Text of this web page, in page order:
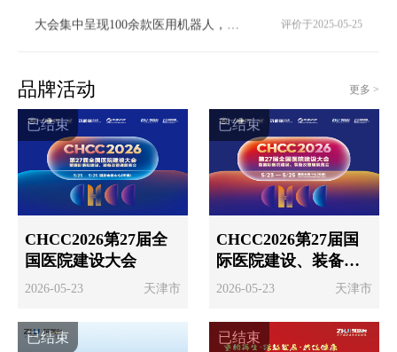
大会集中呈现‌100余款医用机器人‌，涵盖手术辅助、后勤物流、康养护理、患者服务四大核心场景，并通过‌沉浸式场景体验区‌（如智慧服务区、精准治疗区）直观呈现机器人在未来医院中的实际应用价值。宇树G1机器人、Go2机械狗等明星产品的动态演示，强化了技术落地的视觉冲击力 评价于2025-05-25
手术导航系统工作坊采用真实病例数据演练，弥补了纯理论会议的不足，对青年研究者尤其有帮助。
上海"社区嵌入式养老综合体"和成都"智慧医养联合体"的案例分享，展示了多元化服务整合的可能性，对中小城市机构很有借鉴意义。 评价于2025-05-26
通过大会了解到多家三甲医院的后勤智能化案例，如物联网设备监控能耗、AI调度物资配送系统等，深刻认识到后勤管理必须拥抱数字化转型才能提升效率 评价于2025-05-25
现场展示的智慧后勤解决方案，促进了技术创新与实际应用的对接。 评价于2025-05-17
国际医院的设计理念分享让人耳目一新，尤其是人性化细节的处理启发很大。 评价于2025-04-20
品牌活动 更多 >
已结束
CHCC2026第27届全
国医院建设大会
2026-05-23 天津市
已结束
CHCC2026第27届国
际医院建设、装备及
管理展览会
2026-05-23 天津市
已结束 已结束